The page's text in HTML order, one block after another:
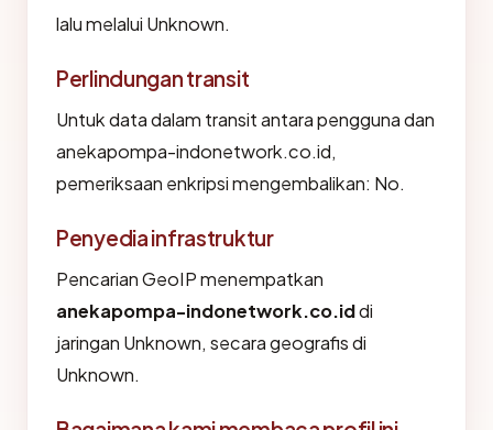
lalu melalui Unknown.
Perlindungan transit
Untuk data dalam transit antara pengguna dan
anekapompa-indonetwork.co.id,
pemeriksaan enkripsi mengembalikan: No.
Penyedia infrastruktur
Pencarian GeoIP menempatkan
anekapompa-indonetwork.co.iddi
jaringan Unknown, secara geografis di
Unknown.